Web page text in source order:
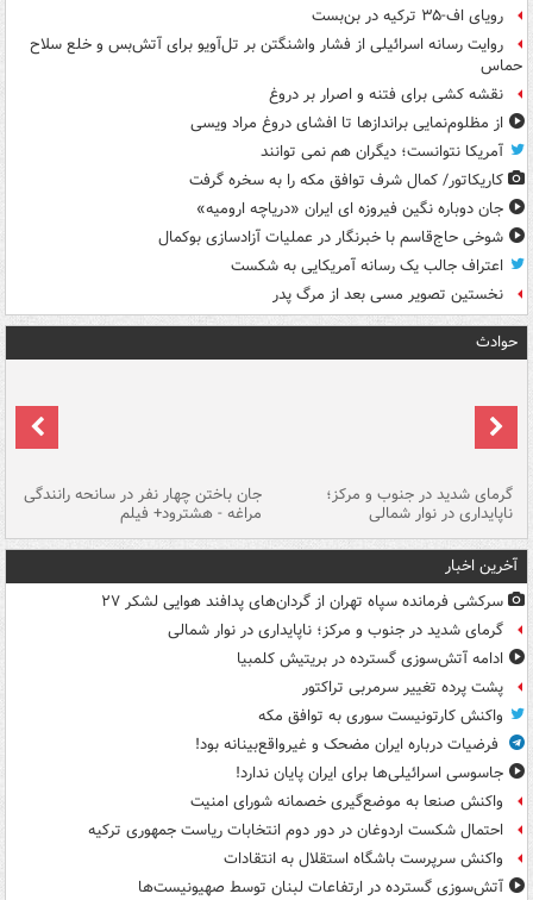
رویای اف-۳۵ ترکیه در بن‌بست
روایت رسانه اسرائیلی از فشار واشنگتن بر تل‌آویو برای آتش‌بس و خلع سلاح
حماس
نقشه کشی برای فتنه و اصرار بر دروغ
از مظلوم‌نمایی براندازها تا افشای دروغ مراد ویسی
آمریکا نتوانست؛ دیگران هم نمی توانند
کاریکاتور/ کمال شرف توافق مکه را به سخره گرفت
جان دوباره نگین فیروزه ای ایران «دریاچه ارومیه»
شوخی حاج‌قاسم با خبرنگار در عملیات آزادسازی بوکمال
اعتراف جالب یک رسانه آمریکایی به شکست
نخستین تصویر مسی بعد از مرگ پدر
حوادث
گرمای شدید در جنوب و مرکز؛
ناپایداری در نوار شمالی
جان باختن چهار نفر در سانحه رانندگی
مراغه - هشترود+ فیلم
آخرین اخبار
سرکشی فرمانده سپاه تهران از گردان‌های پدافند هوایی لشکر ۲۷
گرمای شدید در جنوب و مرکز؛ ناپایداری در نوار شمالی
ادامه آتش‌سوزی گسترده در بریتیش کلمبیا
پشت پرده تغییر سرمربی تراکتور
واکنش کارتونیست سوری به توافق مکه
فرضیات درباره ایران مضحک و غیرواقع‌بینانه بود!
جاسوسی اسرائیلی‌ها برای ایران پایان ندارد!
واکنش صنعا به موضع‌گیری خصمانه شورای امنیت
احتمال شکست اردوغان در دور دوم انتخابات ریاست جمهوری ترکیه
واکنش سرپرست باشگاه استقلال به انتقادات
آتش‌سوزی گسترده در ارتفاعات لبنان توسط صهیونیست‌ها